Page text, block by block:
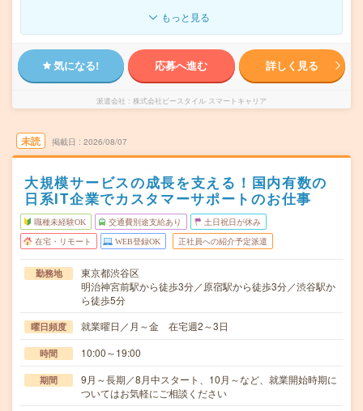
もっと見る
気になる! 応募へ進む 詳しく見る
派遣会社 株式会社ビースタイル スマートキャリア
未読 掲載日 2026/08/07
大規模サービスの成長を支える！国内有数の
日系IT企業でカスタマーサポートのお仕事
職種未経験OK 交通費別途支給あり 土日祝日が休み
在宅・リモート WEB登録OK 正社員への紹介予定派遣
勤務地
東京都渋谷区
明治神宮前駅から徒歩3分／原宿駅から徒歩3分／渋谷駅か
ら徒歩5分
曜日頻度 就業曜日／月～金 在宅週2～3日
時間 10:00～19:00
期間
9月～長期／8月中スタート、10月～など、就業開始時期に
ついてはお気軽にご相談ください